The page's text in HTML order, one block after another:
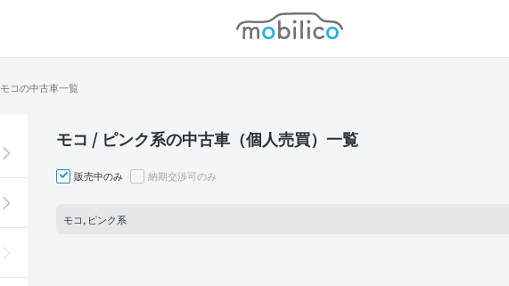
モビリコ
モコの中古車一覧
モコ / ピンク系の中古車（個人売買）一覧
販売中のみ 納期交渉可のみ
モコ, ピンク系